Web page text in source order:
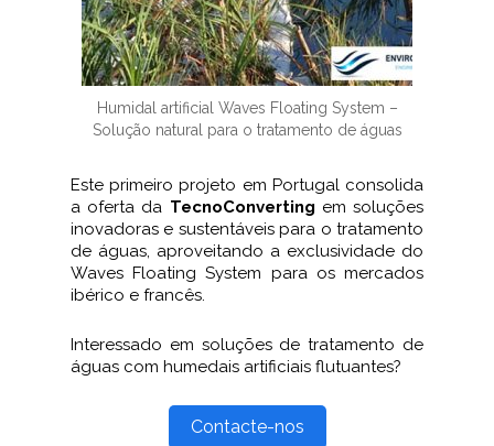
Humidal artificial Waves Floating System –
Solução natural para o tratamento de águas
Este primeiro projeto em Portugal consolida
a oferta da TecnoConverting em soluções
inovadoras e sustentáveis para o tratamento
de águas, aproveitando a exclusividade do
Waves Floating System para os mercados
ibérico e francês.
Interessado em soluções de tratamento de
águas com humedais artificiais flutuantes?
Contacte-nos